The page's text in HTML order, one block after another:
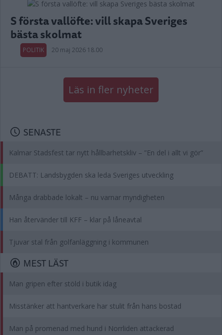
S första vallöfte: vill skapa Sveriges
bästa skolmat
POLITIK 20 maj 2026 18.00
Läs in fler nyheter
SENASTE
Kalmar Stadsfest tar nytt hållbarhetskliv – ”En del i allt vi gör”
DEBATT: Landsbygden ska leda Sveriges utveckling
Många drabbade lokalt – nu varnar myndigheten
Han återvänder till KFF – klar på låneavtal
Tjuvar stal från golfanläggning i kommunen
MEST LÄST
Man gripen efter stöld i butik idag
Misstänker att hantverkare har stulit från hans bostad
Man på promenad med hund i Norrliden attackerad